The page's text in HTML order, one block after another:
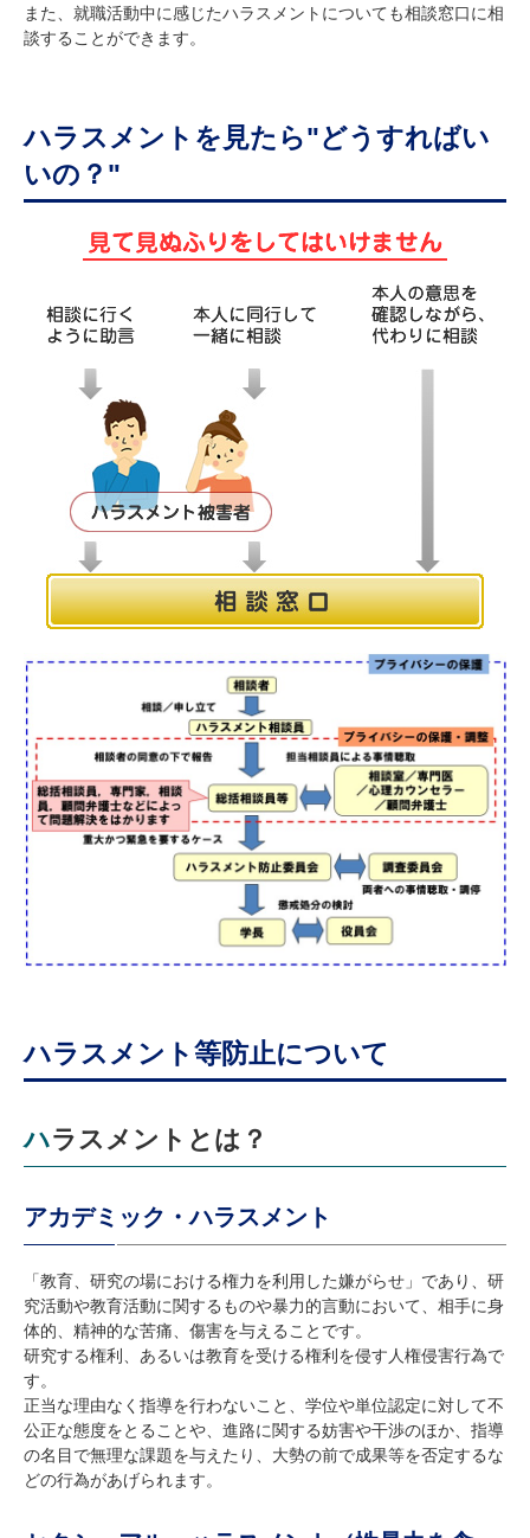
また、就職活動中に感じたハラスメントについても相談窓口に相
談することができます。
ハラスメントを見たら"どうすればい
いの？"
ハラスメント等防止について
ハラスメントとは？
アカデミック・ハラスメント
「教育、研究の場における権力を利用した嫌がらせ」であり、研
究活動や教育活動に関するものや暴力的言動において、相手に身
体的、精神的な苦痛、傷害を与えることです。
研究する権利、あるいは教育を受ける権利を侵す人権侵害行為で
す。
正当な理由なく指導を行わないこと、学位や単位認定に対して不
公正な態度をとることや、進路に関する妨害や干渉のほか、指導
の名目で無理な課題を与えたり、大勢の前で成果等を否定するな
どの行為があげられます。